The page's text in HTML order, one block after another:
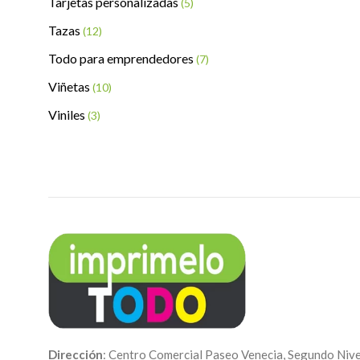
(5)
Tazas (12)
Todo para emprendedores (7)
Viñetas (10)
Viniles (3)
Dirección: Centro Comercial Paseo Venecia, Segundo